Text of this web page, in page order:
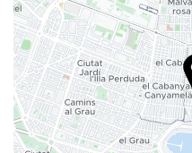
Sală de fitness
Mâncare și băuturi
Restaurant à la carte
Bar